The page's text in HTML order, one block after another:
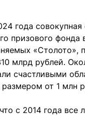
года
призового фонда
«Столото»,
млрд рублей.
счастливыми
от 1 млн
с 2014 года все